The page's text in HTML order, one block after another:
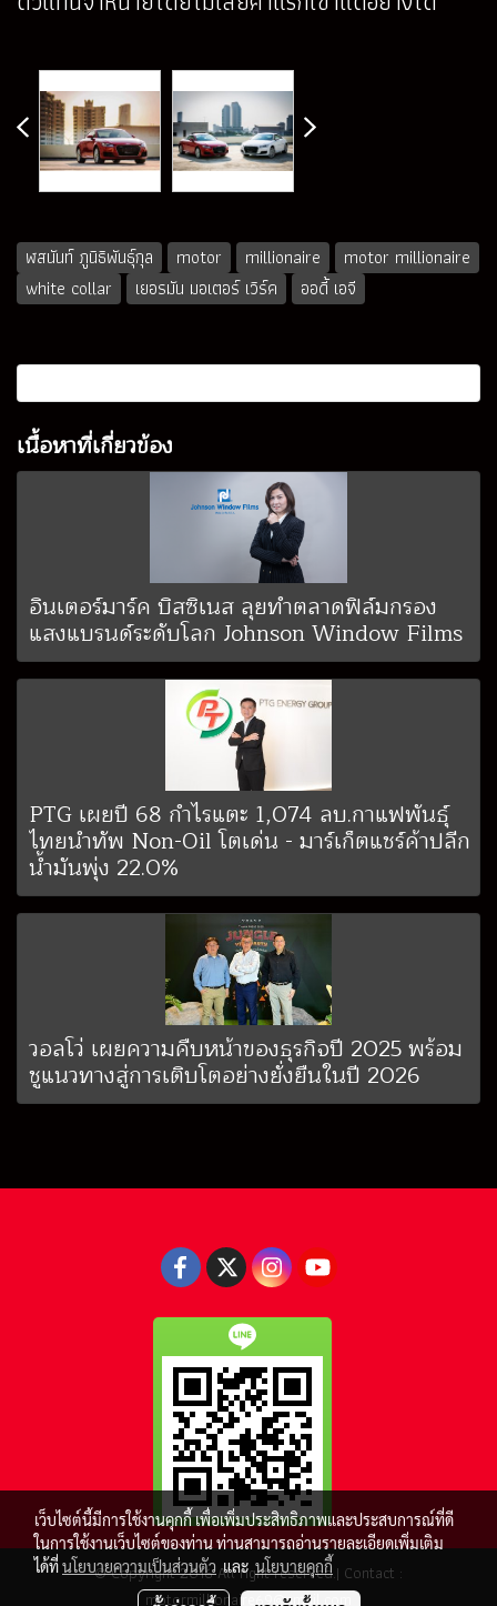
ฬสนันท์ ภูนิธิพันธุ์กุล motor millionaire
motor millionaire
white collar
เยอรมัน มอเตอร์ เวิร์ค ออดี้ เอจี
เนื้อหาที่เกี่ยวข้อง
อินเตอร์มาร์ค บิสซิเนส ลุยทำตลาดฟิล์มกรอง
แสงแบรนด์ระดับโลก Johnson Window Films
PTG เผยปี 68 กำไรแตะ 1,074 ลบ.กาแฟพันธุ์
ไทยนำทัพ Non-Oil โตเด่น - มาร์เก็ตแชร์ค้าปลีก
น้ำมันพุ่ง 22.0%
วอลโว่ เผยความคืบหน้าของธุรกิจปี 2025 พร้อม
ชูแนวทางสู่การเติบโตอย่างยั่งยืนในปี 2026
© Copyright 2016 All right reserved.| Contact :
motormillionaire69@gmail.com
เว็บไซต์นี้มีการใช้งานคุกกี้ เพื่อเพิ่มประสิทธิภาพและประสบการณ์ที่ดี
ในการใช้งานเว็บไซต์ของท่าน ท่านสามารถอ่านรายละเอียดเพิ่มเติม
ได้ที่นโยบายความเป็นส่วนตัว และนโยบายคุกกี้